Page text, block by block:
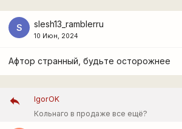
S slesh13_ramblerru
10 Июн, 2024
Афтор странный, будьте осторожнее
IgorOK
Кольнаго в продаже все ещё?